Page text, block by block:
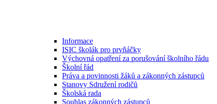
Informace
ISIC školák pro prvňáčky
Výchovná opatření za porušování školního řádu
Školní řád
Práva a povinnosti žáků a zákonných zástupců
Stanovy Sdružení rodičů
Školská rada
Souhlas zákonných zástupců